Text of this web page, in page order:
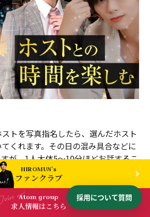
トを写真指名したら、選んだホスト
くれます。その日の混み具合などに
が、1人大体5〜10分ほどお話するこ
ろいろなホストとお話できることが初
、この時間を目一杯楽しんでくださ
HIROMUN’s
ファンクラブ
Atom group
求人情報はこちら